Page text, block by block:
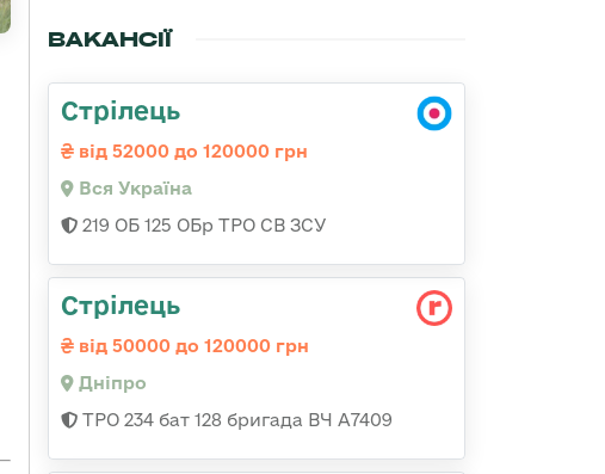
ВАКАНСІЇ
Стрілець
від 52000 до 120000 грн
Вся Україна
219 ОБ 125 ОБр ТРО СВ ЗСУ
Стрілець
від 50000 до 120000 грн
Дніпро
ТРО 234 бат 128 бригада ВЧ А7409